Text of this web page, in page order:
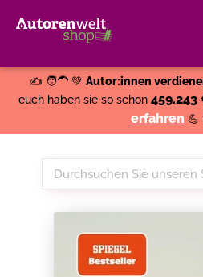
✍️ 🧑‍🦱 💚 Autor:innen
euch haben sie so schon 459.243
erfahren 💪
Durchsuchen
Sie